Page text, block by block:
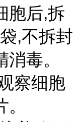
胞后,拆
,不拆封
毒。
察细胞